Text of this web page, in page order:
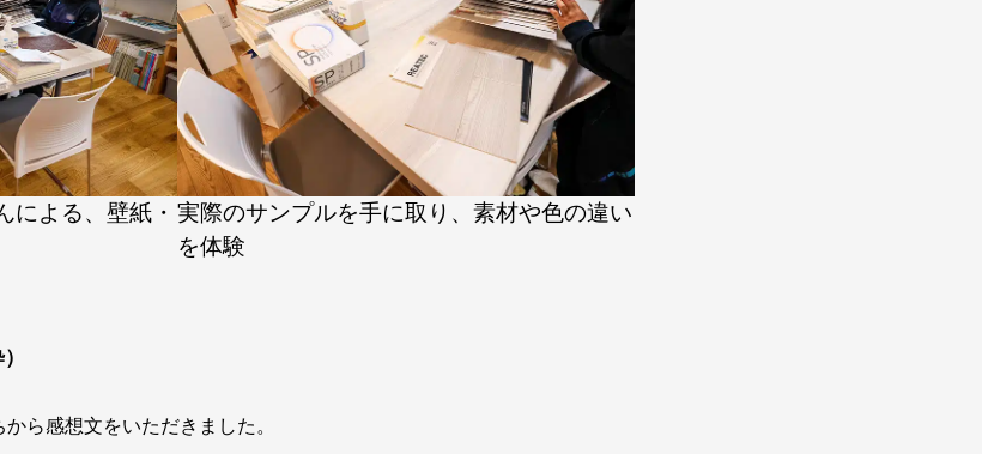
による、壁紙・ 実際のサンプルを手に取り、素材や色の違い
を体験
ら感想文をいただきました。